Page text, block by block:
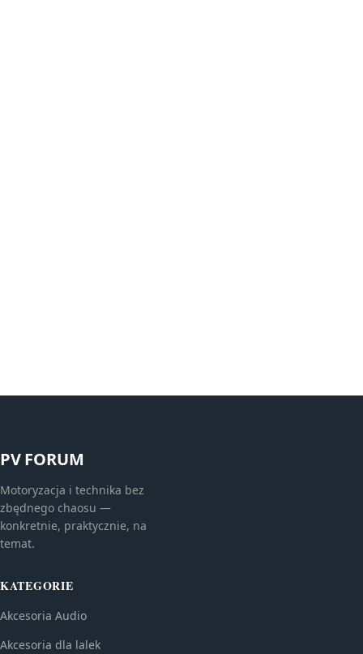
PV FORUM
Motoryzacja i technika bez
zbędnego chaosu —
konkretnie, praktycznie, na
temat.
KATEGORIE
Akcesoria Audio
Akcesoria dla lalek